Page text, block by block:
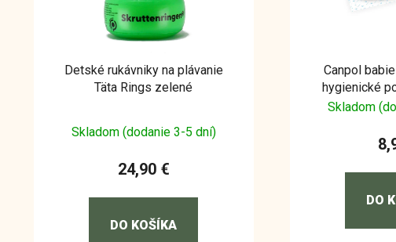
Detské rukávniky na plávanie
Täta Rings zelené
Skladom (dodanie 3-5 dní)
24,90 €
DO KOŠÍKA
Canpol
hygienické
Skladom
DO